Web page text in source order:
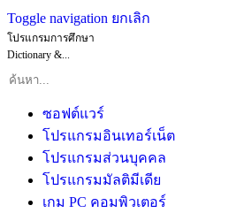
Toggle navigation ยกเลิก
โปรแกรมการศึกษา
Dictionary &...
ซอฟต์แวร์
โปรแกรมอินเทอร์เน็ต
โปรแกรมส่วนบุคคล
โปรแกรมมัลติมีเดีย
เกม PC คอมพิวเตอร์